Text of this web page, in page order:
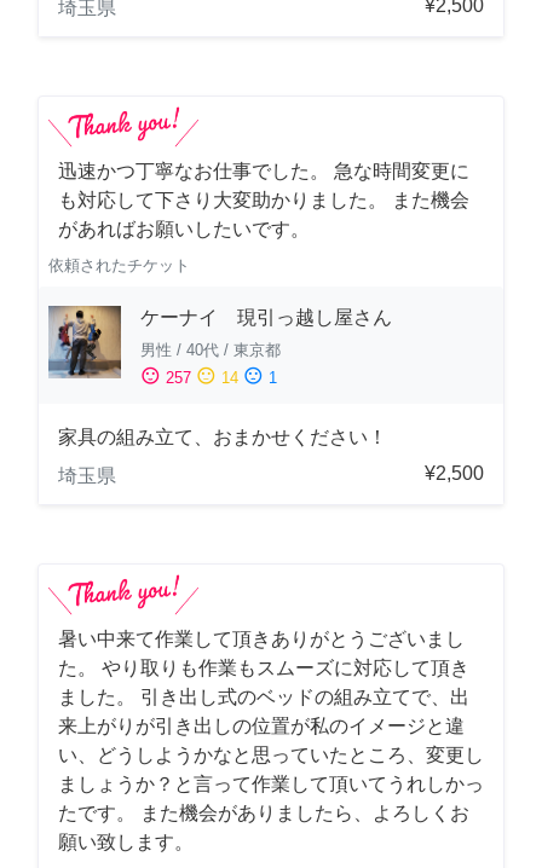
埼玉県 ¥2,500
迅速かつ丁寧なお仕事でした。 急な時間変更に
も対応して下さり大変助かりました。 また機会
があればお願いしたいです。
依頼されたチケット
ケーナイ 現引っ越し屋さん
男性 / 40代 / 東京都
sentiment_satisfied 257 sentiment_neutral 14 sentiment_dissatisfied 1
家具の組み立て、おまかせください！
埼玉県
¥2,500
暑い中来て作業して頂きありがとうございまし
た。 やり取りも作業もスムーズに対応して頂き
ました。 引き出し式のベッドの組み立てで、出
来上がりが引き出しの位置が私のイメージと違
い、どうしようかなと思っていたところ、変更し
ましょうか？と言って作業して頂いてうれしかっ
たです。 また機会がありましたら、よろしくお
願い致します。